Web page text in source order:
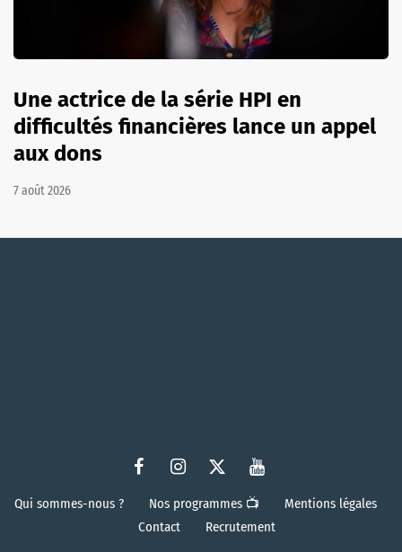
Une actrice de la série HPI en
difficultés financières lance un appel
aux dons
7 août 2026
Qui sommes-nous ? Nos programmes 📺
Mentions légales
Contact
Recrutement